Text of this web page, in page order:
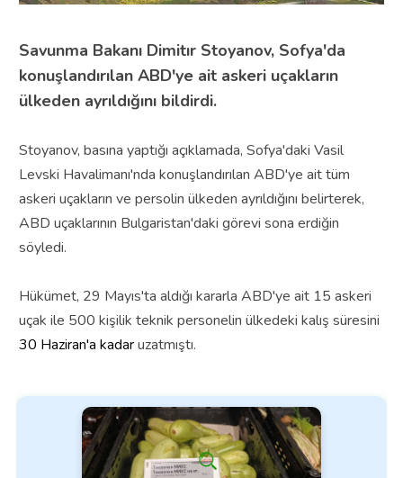
Savunma Bakanı Dimitır Stoyanov, Sofya'da
konuşlandırılan ABD'ye ait askeri uçakların
ülkeden ayrıldığını bildirdi.
Stoyanov, basına yaptığı açıklamada, Sofya'daki Vasil
Levski Havalimanı'nda konuşlandırılan ABD'ye ait tüm
askeri uçakların ve persolin ülkeden ayrıldığını belirterek,
ABD uçaklarının Bulgaristan'daki görevi sona erdiğin
söyledi.
Hükümet, 29 Mayıs'ta aldığı kararla ABD'ye ait 15 askeri
uçak ile 500 kişilik teknik personelin ülkedeki kalış süresini
30 Haziran'a kadaruzatmıştı.